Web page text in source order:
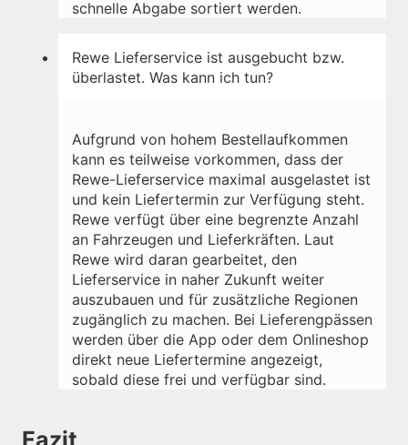
schnelle Abgabe sortiert werden.
Rewe Lieferservice ist ausgebucht bzw.
überlastet. Was kann ich tun?
Aufgrund von hohem Bestellaufkommen
kann es teilweise vorkommen, dass der
Rewe-Lieferservice maximal ausgelastet ist
und kein Liefertermin zur Verfügung steht.
Rewe verfügt über eine begrenzte Anzahl
an Fahrzeugen und Lieferkräften. Laut
Rewe wird daran gearbeitet, den
Lieferservice in naher Zukunft weiter
auszubauen und für zusätzliche Regionen
zugänglich zu machen. Bei Lieferengpässen
werden über die App oder dem Onlineshop
direkt neue Liefertermine angezeigt,
sobald diese frei und verfügbar sind.